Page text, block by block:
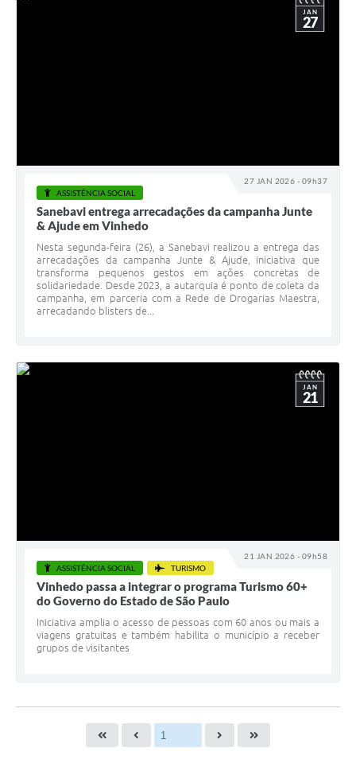
27 JAN 2026 - 09h37
JAN
27
ASSISTÊNCIA SOCIAL
Sanebavi entrega arrecadações da campanha Junte
& Ajude em Vinhedo
Nesta segunda-feira (26), a Sanebavi realizou a entrega das
arrecadações da campanha Junte & Ajude, iniciativa que
transforma pequenos gestos em ações concretas de
solidariedade. Desde 2023, a autarquia é ponto de coleta da
campanha, em parceria com a Rede de Drogarias Maestra,
arrecadando blisters de...
21 JAN 2026 - 09h58
JAN
21
ASSISTÊNCIA SOCIAL TURISMO
Vinhedo passa a integrar o programa Turismo 60+
do Governo do Estado de São Paulo
Iniciativa amplia o acesso de pessoas com 60 anos ou mais a
viagens gratuitas e também habilita o município a receber
grupos de visitantes